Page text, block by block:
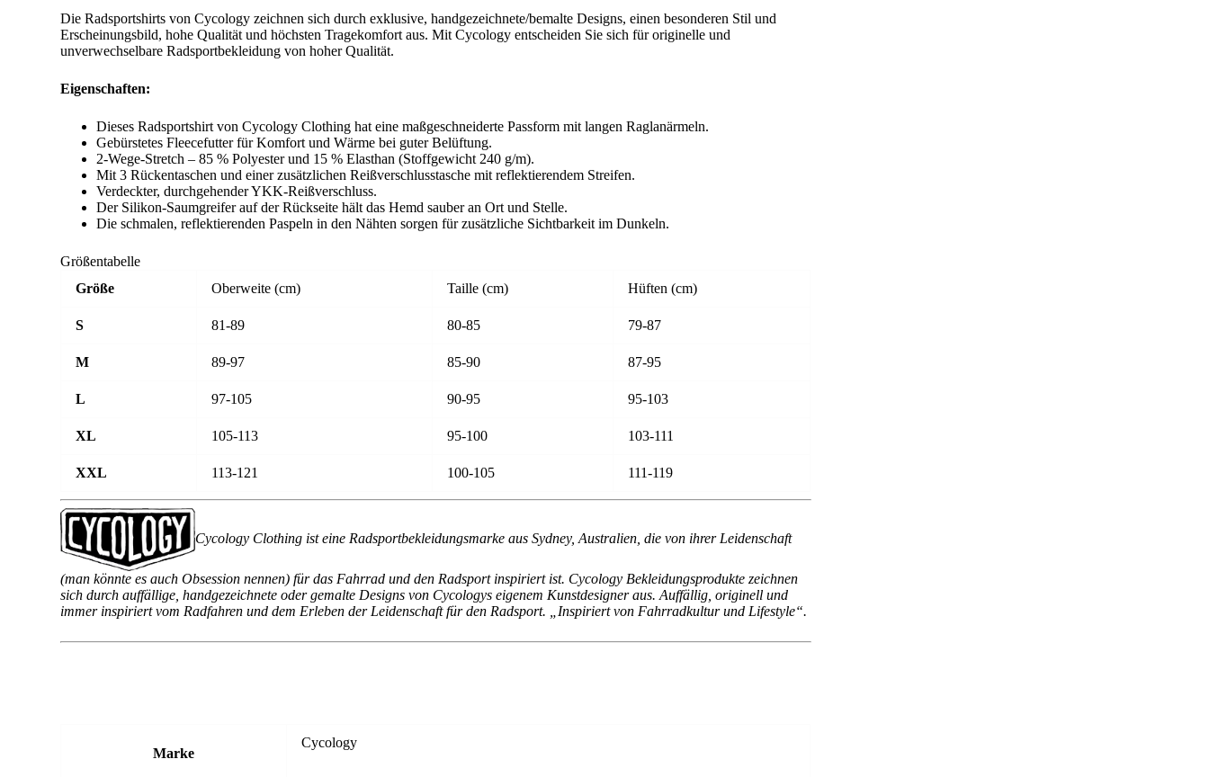
Die Radsportshirts von Cycology zeichnen sich durch exklusive, handgezeichnete/bemalte Designs, einen besonderen Stil und
Erscheinungsbild, hohe Qualität und höchsten Tragekomfort aus. Mit Cycology entscheiden Sie sich für originelle und
unverwechselbare Radsportbekleidung von hoher Qualität.
Eigenschaften:
Dieses Radsportshirt von Cycology Clothing hat eine maßgeschneiderte Passform mit langen Raglanärmeln.
Gebürstetes Fleecefutter für Komfort und Wärme bei guter Belüftung.
2-Wege-Stretch – 85 % Polyester und 15 % Elasthan (Stoffgewicht 240 g/m).
Mit 3 Rückentaschen und einer zusätzlichen Reißverschlusstasche mit reflektierendem Streifen.
Verdeckter, durchgehender YKK-Reißverschluss.
Der Silikon-Saumgreifer auf der Rückseite hält das Hemd sauber an Ort und Stelle.
Die schmalen, reflektierenden Paspeln in den Nähten sorgen für zusätzliche Sichtbarkeit im Dunkeln.
Größentabelle
Größe
Oberweite (cm) Taille (cm) Hüften (cm)
S 81-89 80-85 79-87
M 89-97 85-90 87-95
L 97-105 90-95 95-103
XL 105-113 95-100 103-111
XXL 113-121 100-105 111-119
Cycology Clothing ist eine Radsportbekleidungsmarke aus Sydney, Australien, die von ihrer Leidenschaft
(man könnte es auch Obsession nennen) für das Fahrrad und den Radsport inspiriert ist. Cycology Bekleidungsprodukte zeichnen
sich durch auffällige, handgezeichnete oder gemalte Designs von Cycologys eigenem Kunstdesigner aus. Auffällig, originell und
immer inspiriert vom Radfahren und dem Erleben der Leidenschaft für den Radsport. „Inspiriert von Fahrradkultur und Lifestyle“.
Marke
Cycology